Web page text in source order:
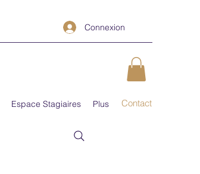
Connexion
Espace Stagiaires Plus Contact